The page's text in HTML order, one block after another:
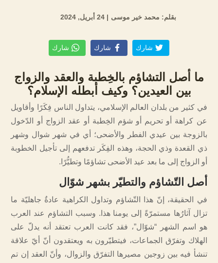
بقلم: محمد خير موسى | 24 أبريل, 2024
شارك شارك شارك
ما أصل التشاؤم بالخِطبة والعقد والزواج
بين العيدين؟ وكيف أبطله الإسلام؟
في كثير من بلدان العالم الإسلامي، يتداول الناس فِكَرًا وأقاويل
عن كراهة أو تحريم أو شؤم الخِطبة أو عقد الزواج أو الدّخول
بالزوجة بين عيدي الفطر والأضحى؛ أي في شهر شوال وشهر
ذي القعدة وذي الحجة، وهذه الفِكَر تدفعهم إلى تأجيل الخطوبة
أو الزواج إلى ما بعد عيد الأضحى تشاؤمًا وتطيُّرًا.
أصل التّشاؤم والتطيّر بشهر شوّال
في الحقيقة، إنّ هذا التّشاؤم وتداول الكراهية عادةٌ جاهليّة ما
تزال آثارُها مستمرّةً إلى يومنا هذا. وسبب التشاؤم عند العرب
هو اسم الشهر “شوّال”، فقد كانت العرب تعتقد أنه يدلّ على
الهلاك وتفرّق الجماعات، فيتطيّرون به ويعتقدون أنّ أيّ علاقة
تنشأ فيه بين زوجين مصيرها التفرّق والزوال، وأنّ العقد إن تم